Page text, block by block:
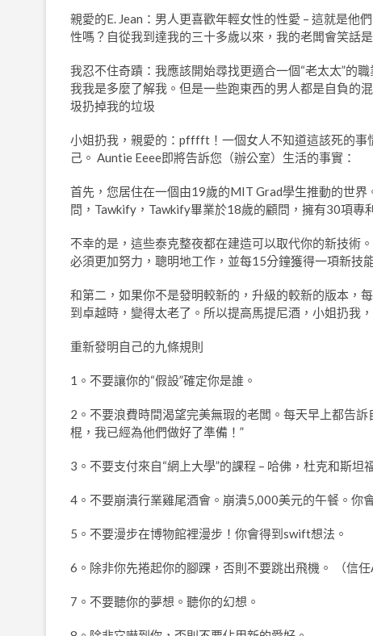
親愛的E. Jean：男人更喜歡年輕女性的性愛 – 這就是
性嗎？自從我到達我的三十多歲以來，我的老闆會笑話
我忍不住奇蹟：我應該開始尋找更適合一個“老太太”的
我我是多麼了解我。但是一些跑東西的男人都是自負的
圾扔掉我的垃圾
小姐扔我，親愛的：pfffft！一個女人不知道這該死的事
己。 Auntie Eeee即將告訴您（辦公室）生活的事實：
首先，您居住在一個由19歲的MIT Grad學生推動的世
問，Tawkify，Tawkify畢業於18歲的顧問，擁有30項專
不幸的是，這些泰克整夜都在建造可以取代你的新技術
必須更加努力，聰明地工作，並每15分鐘獲得一項新技
和第二，如果你不是發明較新的，升級的較新的版本，
到卓越時，變得太老了。所以提高馬提尼酒，小姐扔我
重新發明自己的九條規則
1。不要讓你的“假設”確定你是誰。
2。不要浪費時間渴望完美無瑕的老闆。每天早上都告
棍，我已經為他們做好了準備！”
3。不要支付來自“網上大學”的課程 – 哈佛，杜克和斯
4。不要崩潰行業雞尾酒會。崩潰5,000美元的午餐。你
5。不要漫步在博物館裡漫步！你會得到swift想法。
6。除非你先捲起你的腳踝，否則不要跳出飛機。 （信任
7。不要聽你的夢想。聽你的幻想。